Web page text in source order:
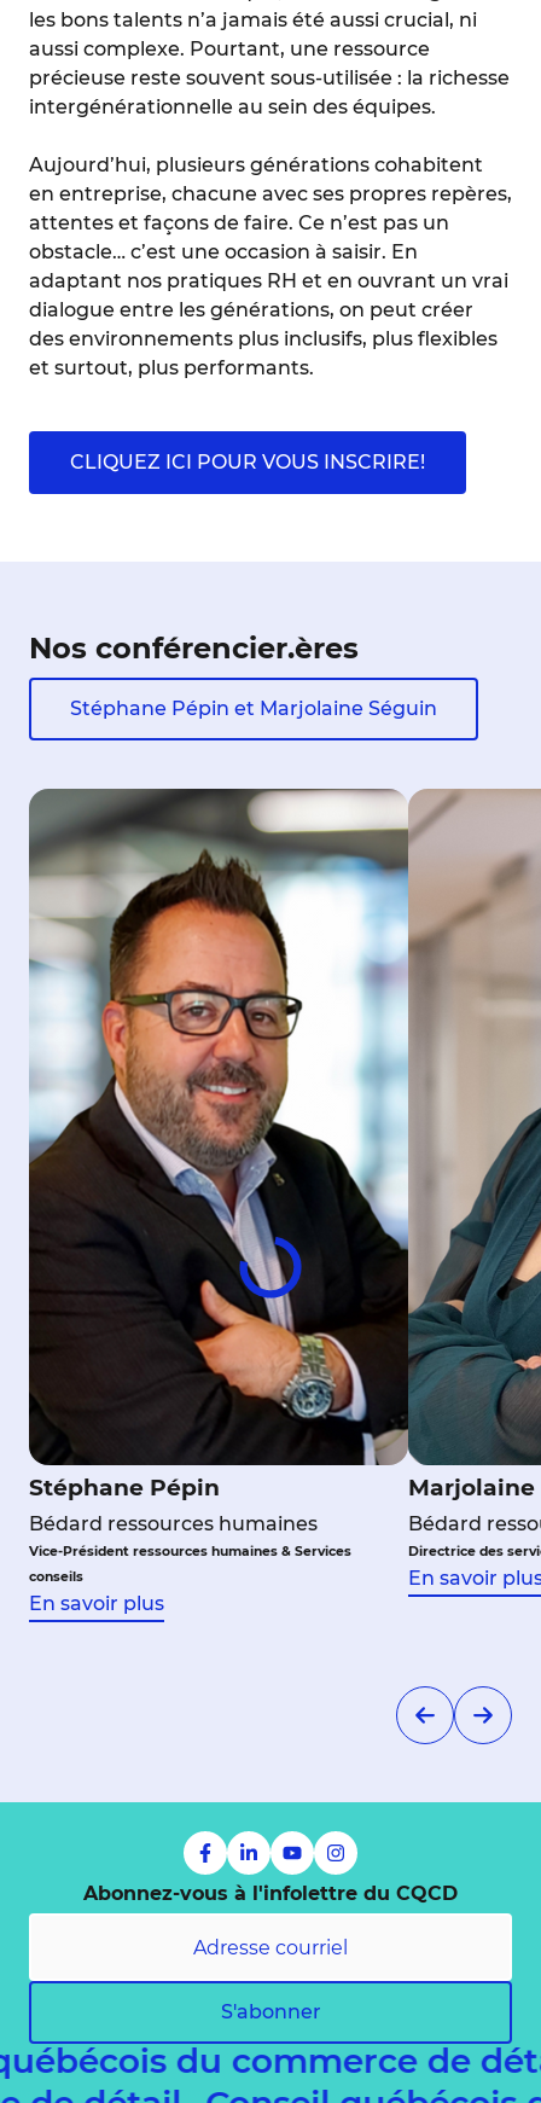
les bons talents n’a jamais été aussi crucial, ni
aussi complexe. Pourtant, une ressource
précieuse reste souvent sous-utilisée : la richesse
intergénérationnelle au sein des équipes.
Aujourd’hui, plusieurs générations cohabitent
en entreprise, chacune avec ses propres repères,
attentes et façons de faire. Ce n’est pas un
obstacle… c’est une occasion à saisir. En
adaptant nos pratiques RH et en ouvrant un vrai
dialogue entre les générations, on peut créer
des environnements plus inclusifs, plus flexibles
et surtout, plus performants.
CLIQUEZ ICI POUR VOUS INSCRIRE!
Nos conférencier.ères
Stéphane Pépin et Marjolaine Séguin
Stéphane Pépin
Bédard ressources humaines
Vice-Président ressources humaines & Services
conseils
En savoir plus
Marjolaine
Bédard
Directrice des
En savoir
Abonnez-vous à l'infolettre du CQCD
S'abonner
du commerce de